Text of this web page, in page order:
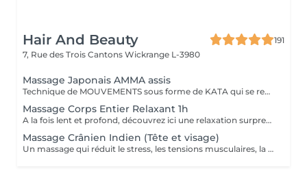
Hair And Beauty
191
7, Rue des Trois Cantons Wickrange L-3980
Massage Japonais AMMA assis
Technique de MOUVEMENTS sous forme de KATA qui se reçoit en position assise sur une personne habillée. Enchainement précis, technique, composé de pressions, d'étirements. de percussions et de balayages. Contribue à soulager les tensions et procure à la fois une profonde détente corporelle ainsi qu'une véritable dynamisation.
Massage Corps Entier Relaxant 1h
A la fois lent et profond, découvrez ici une relaxation surprenante.
Massage Crânien Indien (Tête et visage)
Un massage qui réduit le stress, les tensions musculaires, la fatique. les maux de tète. stimule la circulation sanguine du crâne, nourrit les racine capillaires. améliore le sommeil, la tension sanguine et nerveuse, augmente la concentration et la productivité, soulage le stress émotionnel. éclaircit les idées et calme l'esprit.